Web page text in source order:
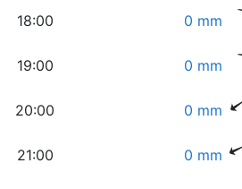
18:00 0 mm
19:00 0 mm
20:00 0 mm
21:00 0 mm